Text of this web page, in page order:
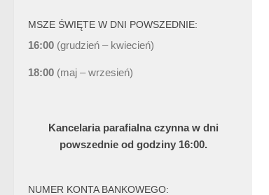
MSZE ŚWIĘTE W DNI POWSZEDNIE:
16:00 (grudzień – kwiecień)
18:00 (maj – wrzesień)
Kancelaria parafialna czynna w dni
powszednie od godziny 16:00.
NUMER KONTA BANKOWEGO: